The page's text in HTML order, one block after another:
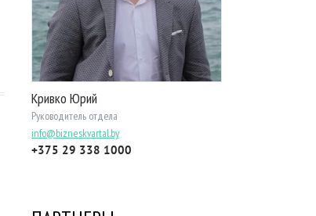
Кривко Юрий
Руководитель отдела
info@bizneskvartal.by
+375 29 338 1000